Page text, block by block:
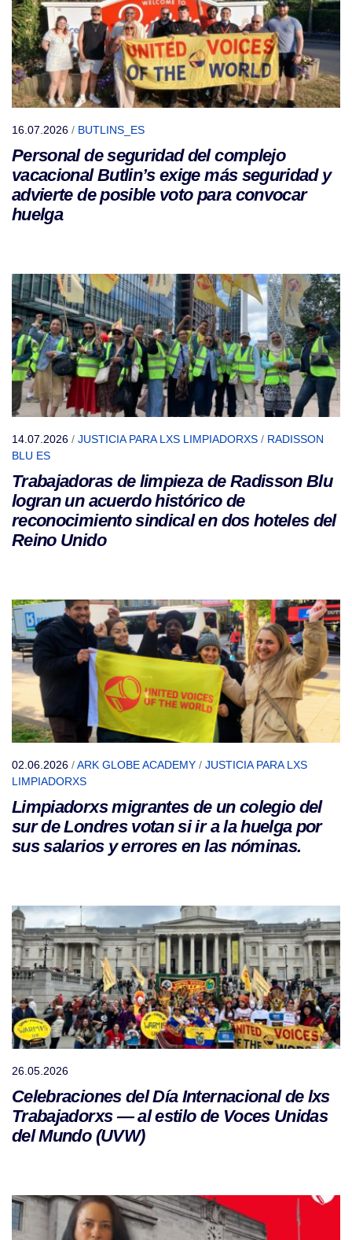
16.07.2026 / BUTLINS_ES
Personal de seguridad del complejo
vacacional Butlin’s exige más seguridad y
advierte de posible voto para convocar
huelga
14.07.2026 / JUSTICIA PARA LXS LIMPIADORXS / RADISSON
BLU ES
Trabajadoras de limpieza de Radisson Blu
logran un acuerdo histórico de
reconocimiento sindical en dos hoteles del
Reino Unido
02.06.2026 /ARK GLOBE ACADEMY / JUSTICIA PARA LXS
LIMPIADORXS
Limpiadorxs migrantes de un colegio del
sur de Londres votan si ir a la huelga por
sus salarios y errores en las nóminas.
26.05.2026
Celebraciones del Día Internacional de lxs
Trabajadorxs — al estilo de Voces Unidas
del Mundo (UVW)